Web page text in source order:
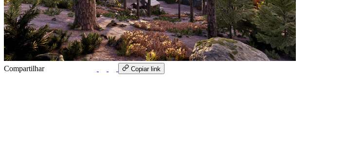
Compartilhar Copiar link